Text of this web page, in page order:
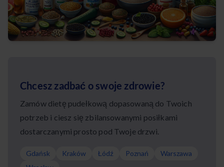
Chcesz zadbać o swoje zdrowie?
Zamów dietę pudełkową dopasowaną do Twoich
potrzeb i ciesz się zbilansowanymi posiłkami
dostarczanymi prosto pod Twoje drzwi.
Gdańsk Kraków Łódź Poznań
Warszawa